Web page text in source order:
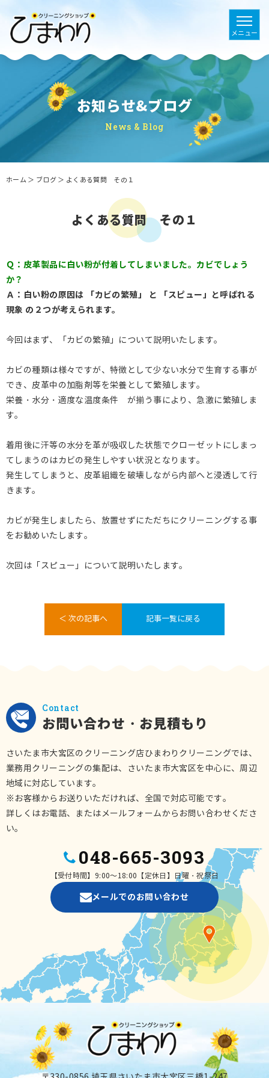
お知らせ&ブログ
News & Blog
ホーム ＞ ブログ ＞ よくある質問 その１
よくある質問 その１
Ｑ：皮革製品に白い粉が付着してしまいました。カビでしょう
か？
Ａ：白い粉の原因は 「カビの繁殖」 と 「スピュー」と呼ばれる
現象 の２つが考えられます。
今回はまず、「カビの繁殖」について説明いたします。
カビの種類は様々ですが、特徴として少ない水分で生育する事が
でき、皮革中の加脂剤等を栄養として繁殖します。
栄養・水分・適度な温度条件 が揃う事により、急激に繁殖しま
す。
着用後に汗等の水分を革が吸収した状態でクローゼットにしまっ
てしまうのはカビの発生しやすい状況となります。
発生してしまうと、皮革組織を破壊しながら内部へと浸透して行
きます。
カビが発生しましたら、放置せずにただちにクリーニングする事
をお勧めいたします。
次回は「スピュー」について説明いたします。
＜ 次の記事へ 記事一覧に戻る
Contact
お問い合わせ・お見積もり
さいたま市大宮区のクリーニング店ひまわりクリーニングでは、
業務用クリーニングの集配は、さいたま市大宮区を中心に、周辺
地域に対応しています。
※お客様からお送りいただければ、全国で対応可能です。
詳しくはお電話、またはメールフォームからお問い合わせくださ
い。
048-665-3093
【受付時間】9:00～18:00【定休日】日曜・祝祭日
メールでのお問い合わせ